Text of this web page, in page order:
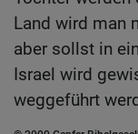
Land wird man
aber sollst in
Israel wird
weggeführt